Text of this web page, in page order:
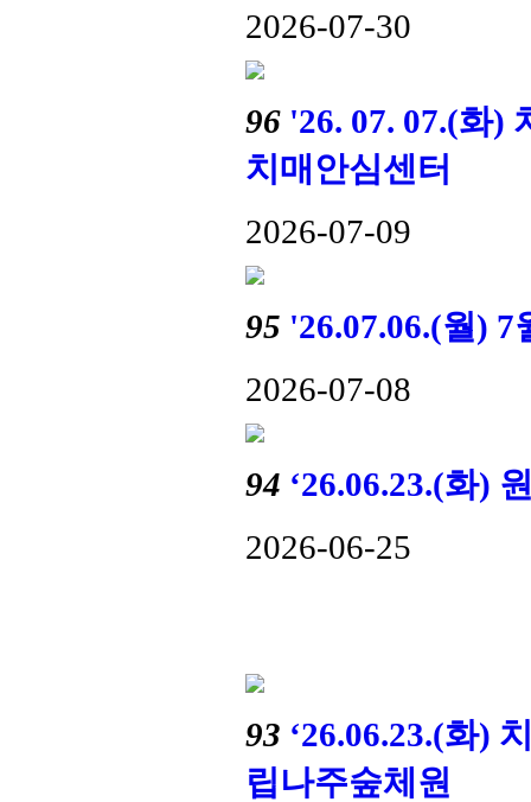
2026-07-30
96 '26. 07. 07.(화)
치매안심센터
2026-07-09
95 '26.07.06.(월) 7
2026-07-08
94 ‘26.06.23.(화)
2026-06-25
93 ‘26.06.23.(화)
립나주숲체원